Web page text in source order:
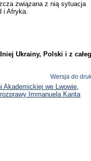
związana z nią sytuacja
i Afryka.
Ukrainy, Polski i z
Wersja do
Akademickiej we Lwowie,
Immanuela Kanta